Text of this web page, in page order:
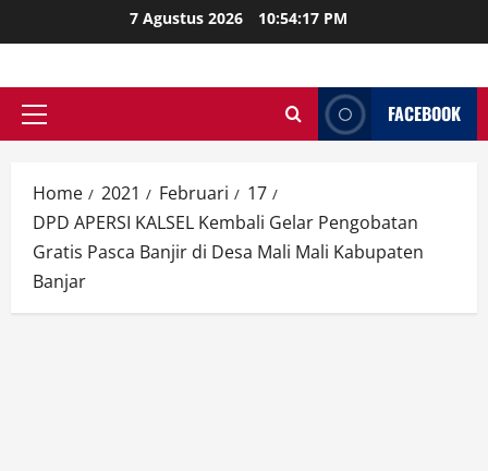
to
7 Agustus 2026 10:54:18 PM
Primary
FACEBOOK
Home 2021 Februari
17
DPD APERSI KALSEL Kembali Gelar Pengobatan
Gratis Pasca Banjir di Desa Mali Mali Kabupaten
Banjar